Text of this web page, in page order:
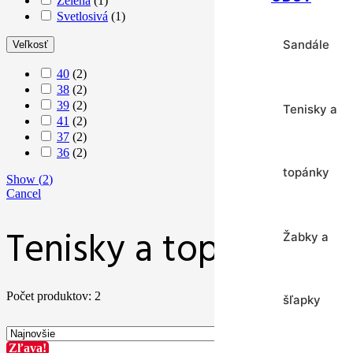
Kraťasy
Mikiny
Nohavice
Plavky
Ponožky
Sandále
Tenisky a
topánky
Žabky a
šľapky
Svetlosivá (1)
Veľkosť
40 (2)
38 (2)
39 (2)
41 (2)
37 (2)
36 (2)
Show (2)
Cancel
Tenisky a topánky
Počet produktov: 2
Zľava!